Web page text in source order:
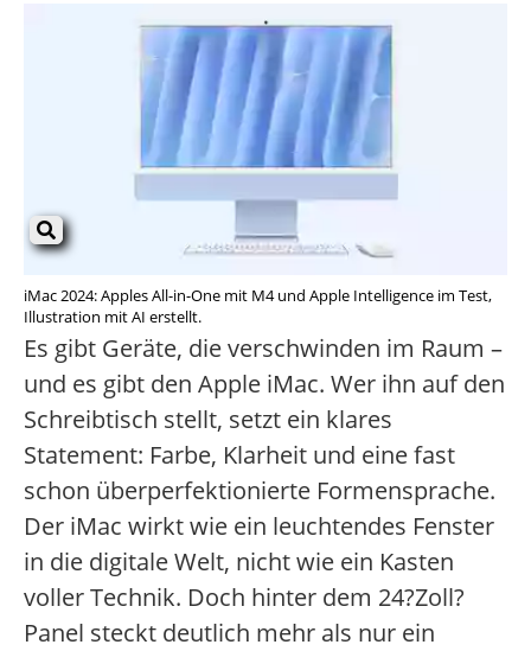
iMac 2024: Apples All-in-One mit M4 und Apple Intelligence im Test,
Illustration mit AI erstellt.
Es gibt Geräte, die verschwinden im Raum –
und es gibt den Apple iMac. Wer ihn auf den
Schreibtisch stellt, setzt ein klares
Statement: Farbe, Klarheit und eine fast
schon überperfektionierte Formensprache.
Der iMac wirkt wie ein leuchtendes Fenster
in die digitale Welt, nicht wie ein Kasten
voller Technik. Doch hinter dem 24?Zoll?
Panel steckt deutlich mehr als nur ein